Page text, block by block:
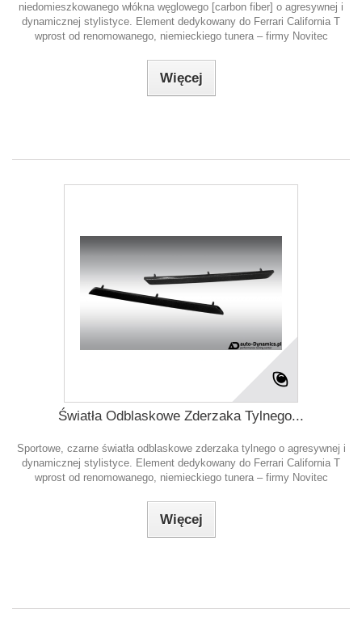
niedomieszkowanego włókna węglowego [carbon fiber] o agresywnej i
dynamicznej stylistyce. Element dedykowany do Ferrari California T
wprost od renomowanego, niemieckiego tunera – firmy Novitec
Więcej
Światła Odblaskowe Zderzaka Tylnego...
Sportowe, czarne światła odblaskowe zderzaka tylnego o agresywnej i
dynamicznej stylistyce. Element dedykowany do Ferrari California T
wprost od renomowanego, niemieckiego tunera – firmy Novitec
Więcej